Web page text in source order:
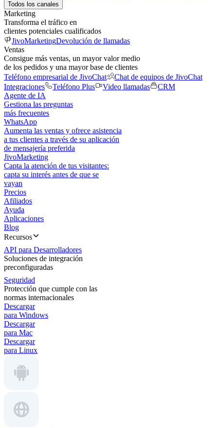
Todos los canales
Marketing
Transforma el tráfico en
clientes potenciales cualificados
JivoMarketingDevolución de llamadas
Ventas
Consigue más ventas, un mayor valor medio
de los pedidos y una mayor base de clientes
Teléfono empresarial de JivoChat
Chat de equipos de JivoChat
Integraciones
Teléfono Plus Video llamadas
CRM
Agente de IA
Gestiona las preguntas
más frecuentes
WhatsApp
Aumenta las ventas y ofrece asistencia
a tus clientes a través de su aplicación
de mensajería preferida
JivoMarketing
Capta la atención de tus visitantes:
capta su interés antes de que se
vayan
Precios
Afiliados
Ayuda
Aplicaciones
Blog
Recursos
API para Desarrolladores
Soluciones de integración
preconfiguradas
Seguridad
Protección que cumple con las
normas internacionales
Descargar
para Windows
Descargar
para Mac
Descargar
para Linux